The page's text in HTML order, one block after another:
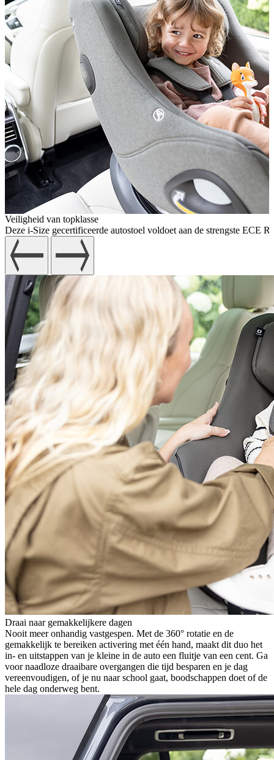
Veiligheid van topklasse
Deze i-Size gecertificeerde autostoel voldoet aan de strengste ECE
Draai naar gemakkelijkere dagen
Nooit meer onhandig vastgespen. Met de 360° rotatie en de
gemakkelijk te bereiken activering met één hand, maakt dit duo het
in- en uitstappen van je kleine in de auto een fluitje van een cent. Ga
voor naadloze draaibare overgangen die tijd besparen en je dag
vereenvoudigen, of je nu naar school gaat, boodschappen doet of de
hele dag onderweg bent.